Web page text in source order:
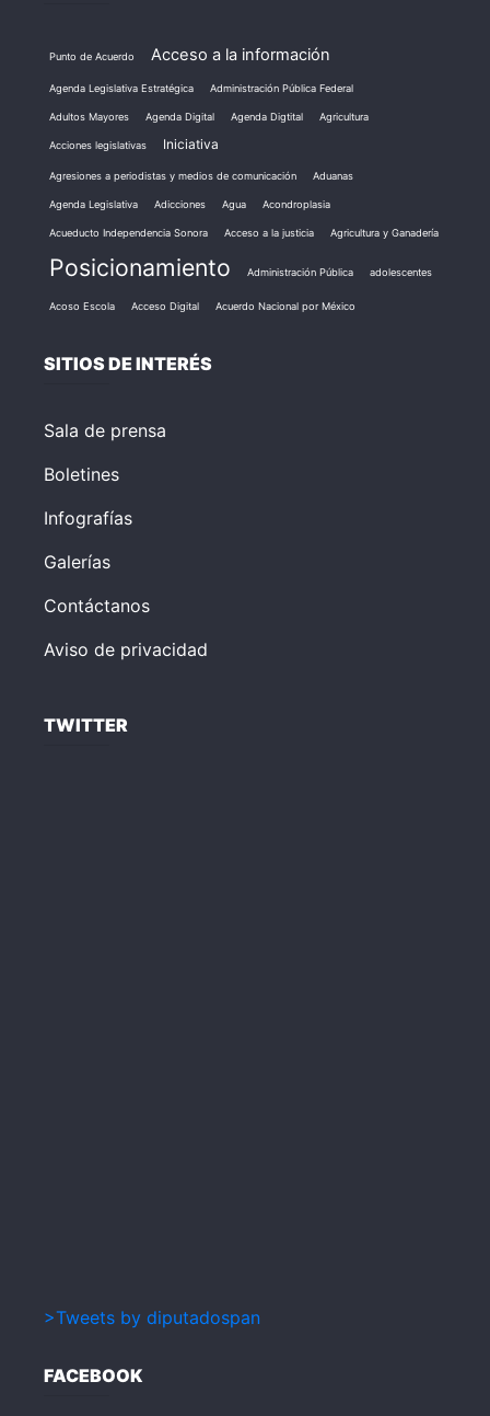
Punto de Acuerdo Acceso a la información
Agenda Legislativa Estratégica Administración Pública Federal
Adultos Mayores Agenda Digital Agenda Digtital Agricultura
Acciones legislativas Iniciativa
Agresiones a periodistas y medios de comunicación Aduanas
Agenda Legislativa Adicciones Agua Acondroplasia
Acueducto Independencia Sonora Acceso a la justicia Agricultura y Ganadería
Posicionamiento Administración Pública adolescentes
Acoso Escola Acceso Digital Acuerdo Nacional por México
SITIOS DE INTERÉS
Sala de prensa
Boletines
Infografías
Galerías
Contáctanos
Aviso de privacidad
TWITTER
>Tweets by diputadospan
FACEBOOK